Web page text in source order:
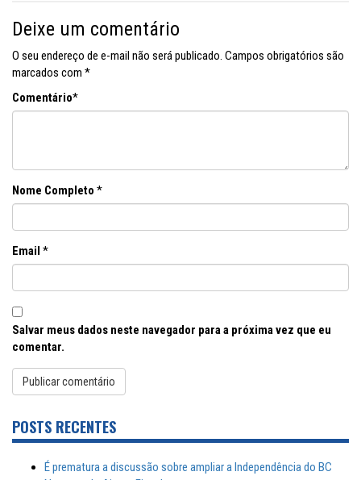
Deixe um comentário
O seu endereço de e-mail não será publicado. Campos obrigatórios são
marcados com *
Comentário*
Nome Completo *
Email *
Salvar meus dados neste navegador para a próxima vez que eu
comentar.
POSTS RECENTES
É prematura a discussão sobre ampliar a Independência do BC